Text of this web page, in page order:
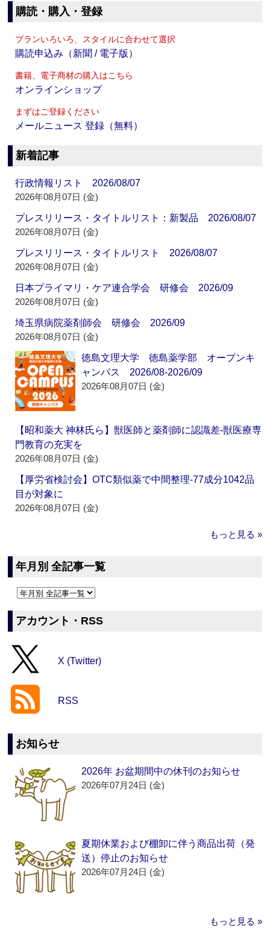
購読・購入・登録
プランいろいろ、スタイルに合わせて選択
購読申込み（新聞 / 電子版）
書籍、電子商材の購入はこちら
オンラインショップ
まずはご登録ください
メールニュース 登録（無料）
新着記事
行政情報リスト 2026/08/07
2026年08月07日 (金)
プレスリリース・タイトルリスト：新製品 2026/08/07
2026年08月07日 (金)
プレスリリース・タイトルリスト 2026/08/07
2026年08月07日 (金)
日本プライマリ・ケア連合学会 研修会 2026/09
2026年08月07日 (金)
埼玉県病院薬剤師会 研修会 2026/09
2026年08月07日 (金)
徳島文理大学 徳島薬学部 オープンキ
ャンパス 2026/08-2026/09
2026年08月07日 (金)
【昭和薬大 神林氏ら】獣医師と薬剤師に認識差‐獣医療専
門教育の充実を
2026年08月07日 (金)
【厚労省検討会】OTC類似薬で中間整理‐77成分1042品
目が対象に
2026年08月07日 (金)
もっと見る »
年月別 全記事一覧
アカウント・RSS
X (Twitter)
RSS
お知らせ
2026年 お盆期間中の休刊のお知らせ
2026年07月24日 (金)
夏期休業および棚卸に伴う商品出荷（発
送）停止のお知らせ
2026年07月24日 (金)
もっと見る »